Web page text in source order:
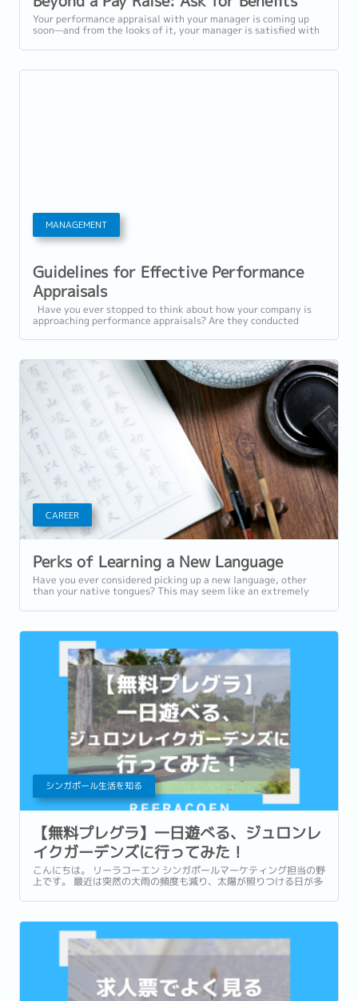
Your performance appraisal with your manager is coming up
soon—and from the looks of it, your manager is satisfied with
MANAGEMENT
Guidelines for Effective Performance
Appraisals
Have you ever stopped to think about how your company is
approaching performance appraisals? Are they conducted
CAREER
Perks of Learning a New Language
Have you ever considered picking up a new language, other
than your native tongues? This may seem like an extremely
シンガポール生活を知る
【無料プレグラ】一日遊べる、ジュロンレ
イクガーデンズに行ってみた！
こんにちは。 リーラコーエン シンガポールマーケティング担当の野
上です。 最近は突然の大雨の頻度も減り、太陽が照りつける日が多
いように感じます。 常夏のシンガポールでは雨季と乾季の2つのシ
ーズンがありますが、ちょうど2月ごろからは乾季へと切り替わる